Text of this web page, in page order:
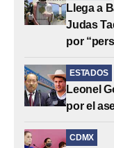
Llega a
Judas
por
ESTADOS
Leonel
por el
CDMX